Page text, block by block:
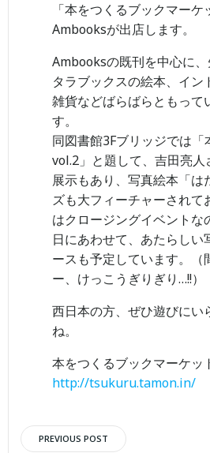
「本をつくるブックマーケ
Ambooksが出店します。
Ambooksの既刊を中心に、
タラブックスの絵本、イン
雑貨などばらばらともって
す。
同図書館3Fブリッジでは「
vol.2」と題して、吉田亮人
展示もあり、写真絵本「は
ズも大フィーチャーされて
はクロージングイベントな
日にあわせて、あたらしい
ースも予定しています。（
ー、けっこうぎりぎり…!!）
西日本の方、ぜひ遊びにい
ね。
本をつくるブックマーケッ
http://tsukuru.tamon.in/
Post
PREVIOUS POST